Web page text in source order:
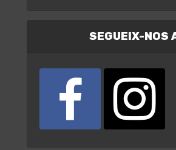
SEGUEIX-NOS